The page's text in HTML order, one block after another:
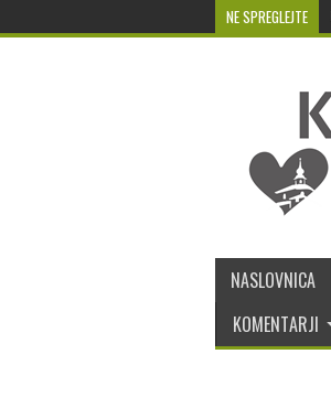
NE SPREGLEJTE
NASLOVNICA
KOMENTARJI